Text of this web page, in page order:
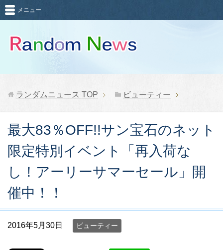
メニュー
ランダムニュース TOP ビューティー
最大83％OFF!!サン宝石のネット
限定特別イベント「再入荷な
し！アーリーサマーセール」開
催中！！
2016年5月30日 ビューティー